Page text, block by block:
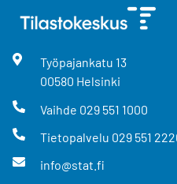
Työpajankatu 13
00580 Helsinki
Vaihde 029 551 1000
Tietopalvelu 029 551
info@stat.fi